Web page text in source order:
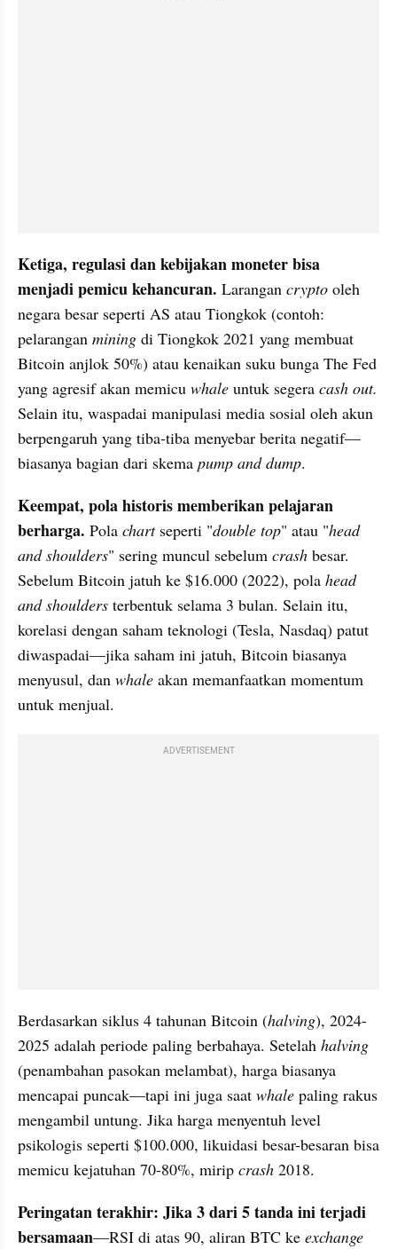
Ketiga, regulasi dan kebijakan moneter bisa
menjadi pemicu kehancuran. Larangan crypto oleh
negara besar seperti AS atau Tiongkok (contoh:
pelarangan mining di Tiongkok 2021 yang membuat
Bitcoin anjlok 50%) atau kenaikan suku bunga The Fed
yang agresif akan memicu whale untuk segera cash out.
Selain itu, waspadai manipulasi media sosial oleh akun
berpengaruh yang tiba-tiba menyebar berita negatif—
biasanya bagian dari skema pump and dump.
Keempat, pola historis memberikan pelajaran
berharga. Pola chart seperti "double top" atau "head
and shoulders" sering muncul sebelum crash besar.
Sebelum Bitcoin jatuh ke $16.000 (2022), pola head
and shoulders terbentuk selama 3 bulan. Selain itu,
korelasi dengan saham teknologi (Tesla, Nasdaq) patut
diwaspadai—jika saham ini jatuh, Bitcoin biasanya
menyusul, dan whale akan memanfaatkan momentum
untuk menjual.
ADVERTISEMENT
Berdasarkan siklus 4 tahunan Bitcoin (halving), 2024-
2025 adalah periode paling berbahaya. Setelah halving
(penambahan pasokan melambat), harga biasanya
mencapai puncak—tapi ini juga saat whale paling rakus
mengambil untung. Jika harga menyentuh level
psikologis seperti $100.000, likuidasi besar-besaran bisa
memicu kejatuhan 70-80%, mirip crash 2018.
Peringatan terakhir: Jika 3 dari 5 tanda ini terjadi
bersamaan—RSI di atas 90, aliran BTC ke